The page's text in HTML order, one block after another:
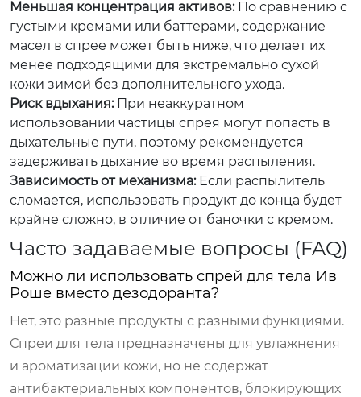
Меньшая концентрация активов:По сравнению с
густыми кремами или баттерами, содержание
масел в спрее может быть ниже, что делает их
менее подходящими для экстремально сухой
кожи зимой без дополнительного ухода.
Риск вдыхания:При неаккуратном
использовании частицы спрея могут попасть в
дыхательные пути, поэтому рекомендуется
задерживать дыхание во время распыления.
Зависимость от механизма:Если распылитель
сломается, использовать продукт до конца будет
крайне сложно, в отличие от баночки с кремом.
Часто задаваемые вопросы (FAQ)
Можно ли использовать спрей для тела Ив
Роше вместо дезодоранта?
Нет, это разные продукты с разными функциями.
Спреи для тела предназначены для увлажнения
и ароматизации кожи, но не содержат
антибактериальных компонентов, блокирующих